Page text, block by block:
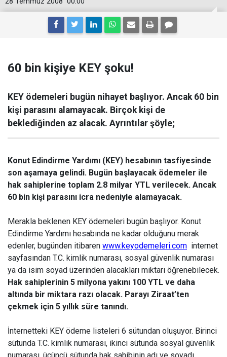
60 bin kişiye KEY şoku!
KEY ödemeleri bugün nihayet başlıyor. Ancak 60 bin
kişi parasını alamayacak. Birçok kişi de
beklediğinden az alacak. Ayrıntılar şöyle;
Konut Edindirme Yardımı (KEY) hesabının tasfiyesinde
son aşamaya gelindi. Bugün başlayacak ödemeler ile
hak sahiplerine toplam 2.8 milyar YTL verilecek. Ancak
60 bin kişi parasını icra nedeniyle alamayacak.
Merakla beklenen KEY ödemeleri bugün başlıyor. Konut
Edindirme Yardımı hesabında ne kadar olduğunu merak
edenler, bugünden itibaren www.keyodemeleri.com internet
sayfasından T.C. kimlik numarası, sosyal güvenlik numarası
ya da isim soyad üzerinden alacakları miktarı öğrenebilecek.
Hak sahiplerinin 5 milyona yakını 100 YTL ve daha
altında bir miktara razı olacak. Parayı Ziraat’ten
çekmek için 5 yıllık süre tanındı.
İnternetteki KEY ödeme listeleri 6 sütundan oluşuyor. Birinci
sütunda T.C. kimlik numarası, ikinci sütunda sosyal güvenlik